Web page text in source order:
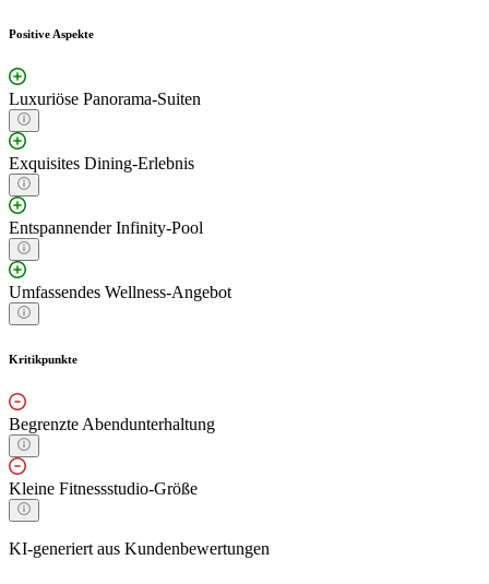
Positive Aspekte
Luxuriöse Panorama-Suiten
Exquisites Dining-Erlebnis
Entspannender Infinity-Pool
Umfassendes Wellness-Angebot
Kritikpunkte
Begrenzte Abendunterhaltung
Kleine Fitnessstudio-Größe
KI-generiert aus Kundenbewertungen